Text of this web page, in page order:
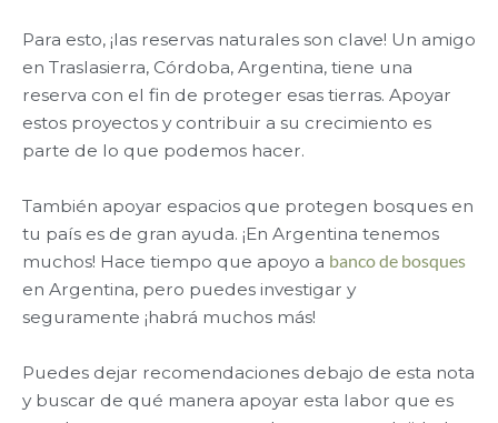
Para esto, ¡las reservas naturales son clave! Un amigo
en Traslasierra, Córdoba, Argentina, tiene una
reserva con el fin de proteger esas tierras. Apoyar
estos proyectos y contribuir a su crecimiento es
parte de lo que podemos hacer.
También apoyar espacios que protegen bosques en
tu país es de gran ayuda. ¡En Argentina tenemos
muchos! Hace tiempo que apoyo a banco de bosques
en Argentina, pero puedes investigar y
seguramente ¡habrá muchos más!
Puedes dejar recomendaciones debajo de esta nota
y buscar de qué manera apoyar esta labor que es